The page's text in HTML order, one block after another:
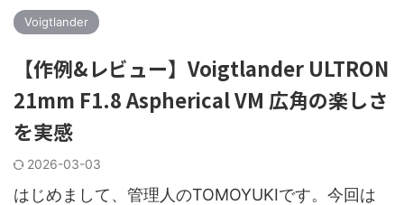
Voigtlander
【作例&レビュー】Voigtlander ULTRON
21mm F1.8 Aspherical VM 広角の楽しさ
を実感
2026-03-03
はじめまして、管理人のTOMOYUKIです。今回は